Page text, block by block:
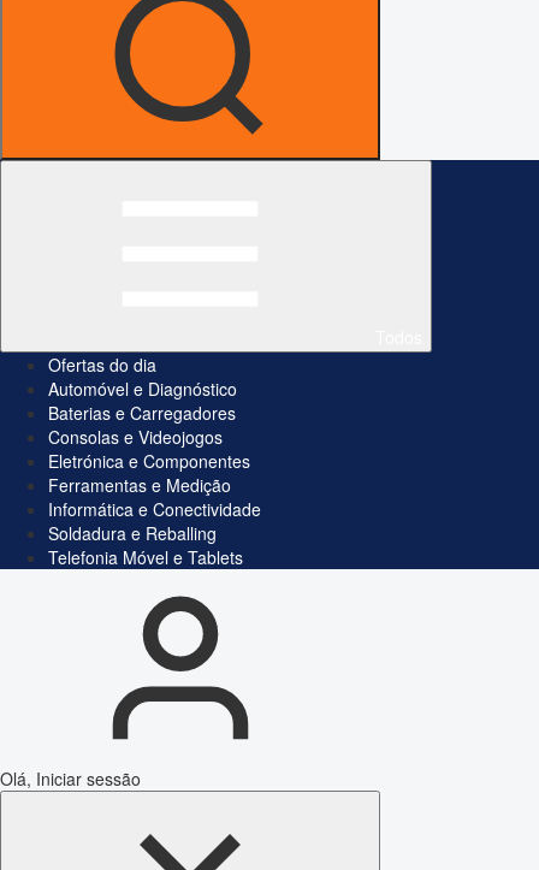
Ofertas do dia
Automóvel e Diagnóstico
Baterias e Carregadores
Consolas e Videojogos
Eletrónica e Componentes
Ferramentas e Medição
Informática e Conectividade
Soldadura e Reballing
Telefonia Móvel e Tablets
Olá, Iniciar sessão